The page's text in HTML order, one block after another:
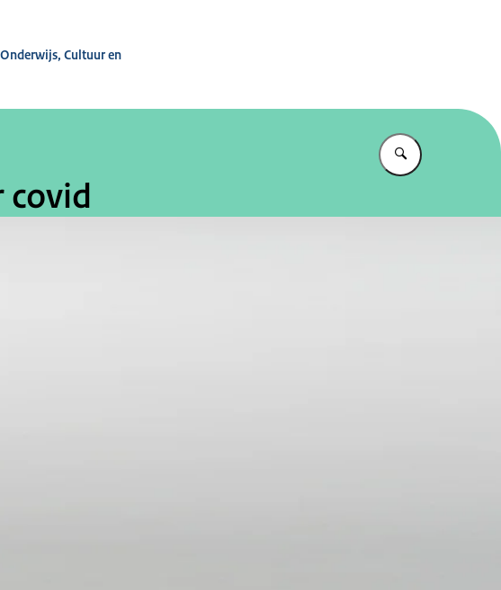
Cultuur en
Vul in wat u
covid